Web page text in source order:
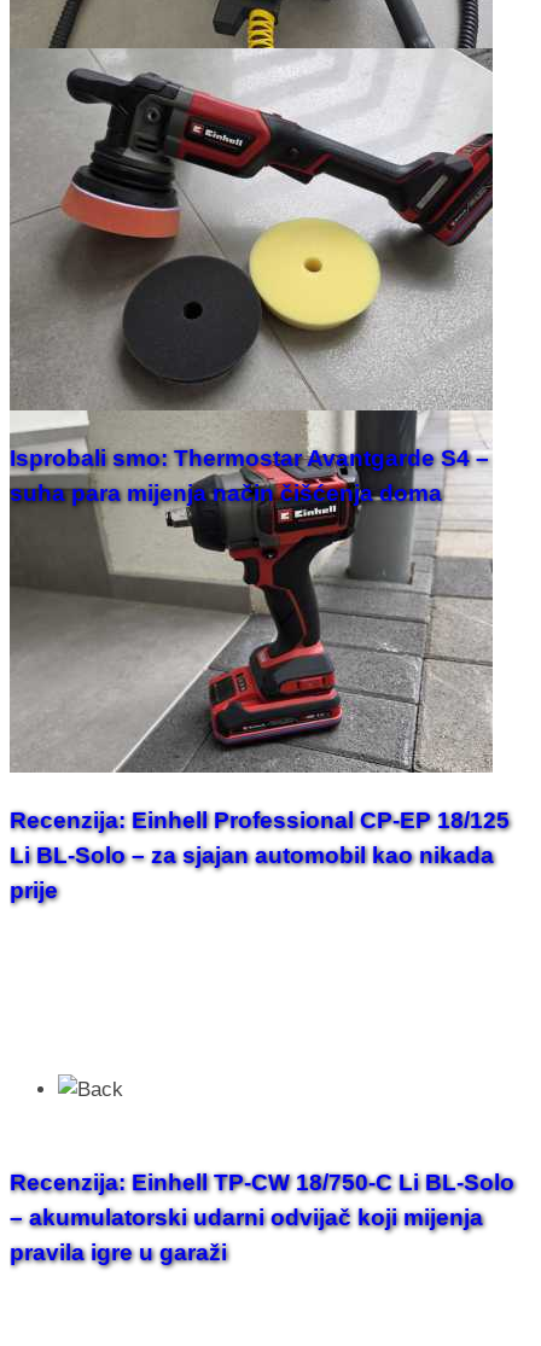
Isprobali smo: Thermostar Avantgarde S4 –
suha para mijenja način čišćenja doma
Recenzija: Einhell Professional CP-EP 18/125
Li BL-Solo – za sjajan automobil kao nikada
prije
Recenzija: Einhell TP-CW 18/750-C Li BL-Solo
– akumulatorski udarni odvijač koji mijenja
pravila igre u garaži